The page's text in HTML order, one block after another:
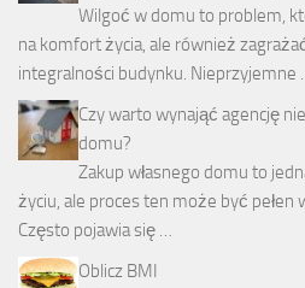
Wilgoć w domu to problem,
na komfort życia, ale również
integralności budynku. Nieprzyjemne
Czy warto wynająć agencję
domu?
Zakup własnego domu to
życiu, ale proces ten może być pełen
Często pojawia się …
Oblicz BMI